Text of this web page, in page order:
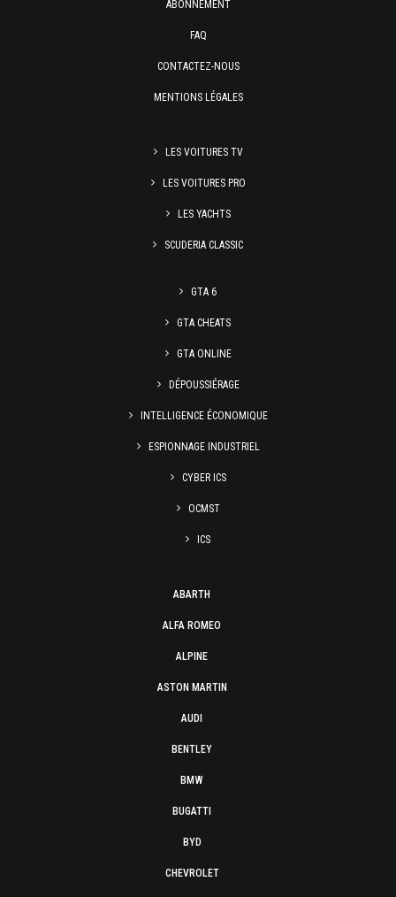
ABONNEMENT
FAQ
CONTACTEZ-NOUS
MENTIONS LÉGALES
LES VOITURES TV
LES VOITURES PRO
LES YACHTS
SCUDERIA CLASSIC
GTA 6
GTA CHEATS
GTA ONLINE
DÉPOUSSIÉRAGE
INTELLIGENCE ÉCONOMIQUE
ESPIONNAGE INDUSTRIEL
CYBER ICS
OCMST
ICS
ABARTH
ALFA ROMEO
ALPINE
ASTON MARTIN
AUDI
BENTLEY
BMW
BUGATTI
BYD
CHEVROLET